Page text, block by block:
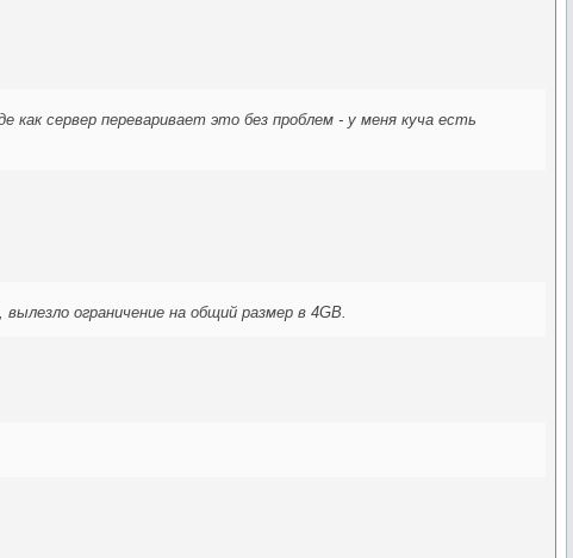
как сервер переваривает это без проблем - у меня куча есть
ограничение на общий размер в 4GB.